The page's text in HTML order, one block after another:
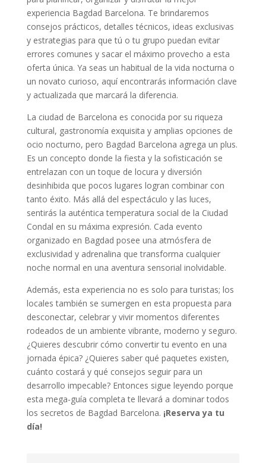
experiencia Bagdad Barcelona. Te brindaremos
consejos prácticos, detalles técnicos, ideas exclusivas
y estrategias para que tú o tu grupo puedan evitar
errores comunes y sacar el máximo provecho a esta
oferta única. Ya seas un habitual de la vida nocturna o
un novato curioso, aquí encontrarás información clave
y actualizada que marcará la diferencia.
La ciudad de Barcelona es conocida por su riqueza
cultural, gastronomía exquisita y amplias opciones de
ocio nocturno, pero Bagdad Barcelona agrega un plus.
Es un concepto donde la fiesta y la sofisticación se
entrelazan con un toque de locura y diversión
desinhibida que pocos lugares logran combinar con
tanto éxito. Más allá del espectáculo y las luces,
sentirás la auténtica temperatura social de la Ciudad
Condal en su máxima expresión. Cada evento
organizado en Bagdad posee una atmósfera de
exclusividad y adrenalina que transforma cualquier
noche normal en una aventura sensorial inolvidable.
Además, esta experiencia no es solo para turistas; los
locales también se sumergen en esta propuesta para
desconectar, celebrar y vivir momentos diferentes
rodeados de un ambiente vibrante, moderno y seguro.
¿Quieres descubrir cómo convertir tu evento en una
jornada épica? ¿Quieres saber qué paquetes existen,
cuánto costará y qué consejos seguir para un
desarrollo impecable? Entonces sigue leyendo porque
esta mega-guía completa te llevará a dominar todos
los secretos de Bagdad Barcelona. ¡Reserva ya tu
día!